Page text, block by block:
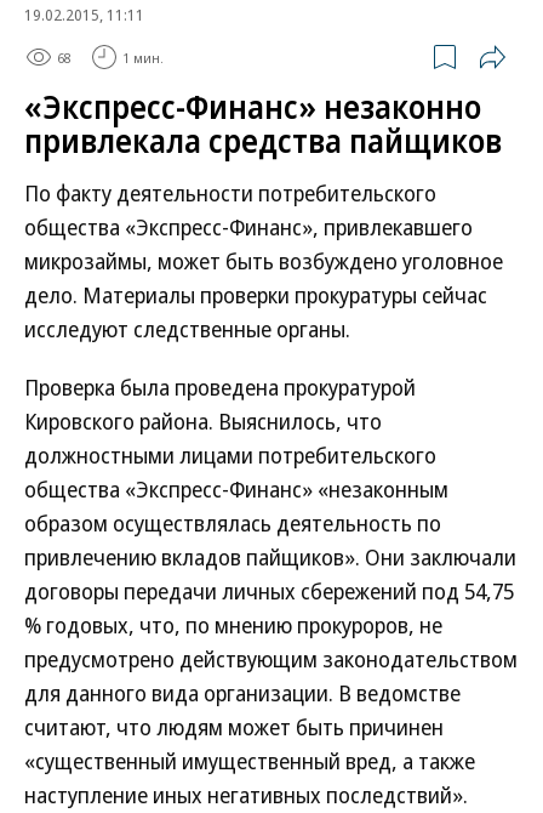
19.02.2015, 11:11
68 1 мин.
«Экспресс-Финанс» незаконно
привлекала средства пайщиков
По факту деятельности потребительского
общества «Экспресс-Финанс», привлекавшего
микрозаймы, может быть возбуждено уголовное
дело. Материалы проверки прокуратуры сейчас
исследуют следственные органы.
Проверка была проведена прокуратурой
Кировского района. Выяснилось, что
должностными лицами потребительского
общества «Экспресс-Финанс» «незаконным
образом осуществлялась деятельность по
привлечению вкладов пайщиков». Они заключали
договоры передачи личных сбережений под 54,75
% годовых, что, по мнению прокуроров, не
предусмотрено действующим законодательством
для данного вида организации. В ведомстве
считают, что людям может быть причинен
«существенный имущественный вред, а также
наступление иных негативных последствий».